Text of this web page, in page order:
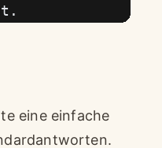
eine einfache